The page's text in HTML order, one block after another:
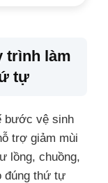
trình làm
tự
bước vệ sinh
trợ giảm mùi
lồng, chuồng,
đúng thứ tự